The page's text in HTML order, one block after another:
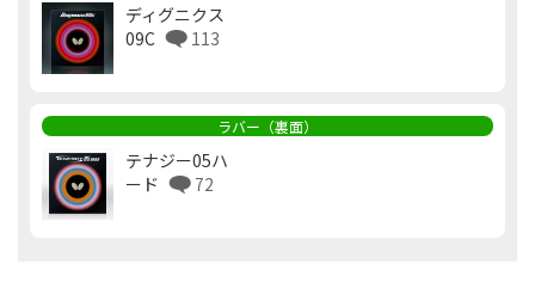
ディグニクス
09C
113
ラバー（裏面）
テナジー05ハ
ード
72